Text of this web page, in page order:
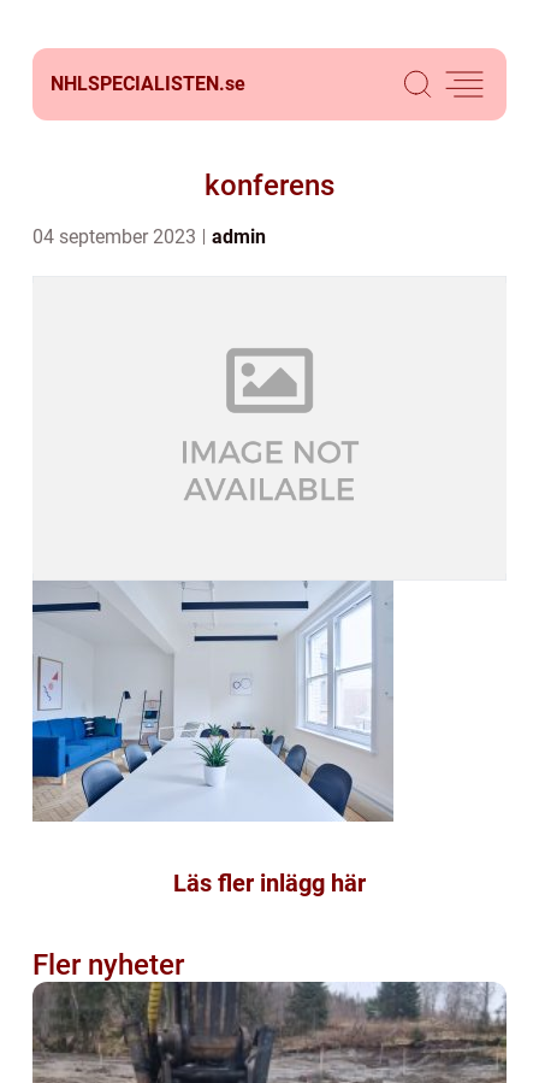
NHLSPECIALISTEN.se
konferens
04 september 2023 admin
Läs fler inlägg här
Fler nyheter